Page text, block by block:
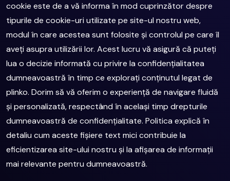
cookie este de a vă informa în mod cuprinzător despre
tipurile de cookie-uri utilizate pe site-ul nostru web,
modul în care acestea sunt folosite și controlul pe care îl
aveți asupra utilizării lor. Acest lucru vă asigură că puteți
lua o decizie informată cu privire la confidențialitatea
dumneavoastră în timp ce explorați conținutul legat de
plinko. Dorim să vă oferim o experiență de navigare fluidă
și personalizată, respectând în același timp drepturile
dumneavoastră de confidențialitate. Politica explică în
detaliu cum aceste fișiere text mici contribuie la
eficientizarea site-ului nostru și la afișarea de informații
mai relevante pentru dumneavoastră.